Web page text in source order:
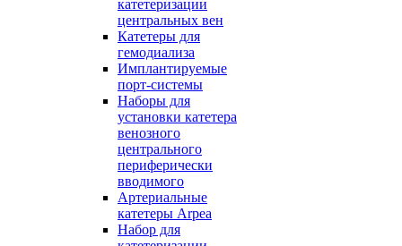
катетеризации
центральных вен
Катетеры для
гемодиализа
Имплантируемые
порт‑системы
Наборы для
установки катетера
венозного
центрального
периферически
вводимого
Артериальные
катетеры Arpea
Набор для